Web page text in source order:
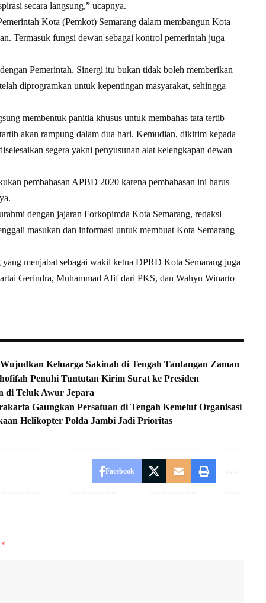
secara langsung,” ucapnya.
Kota (Pemkot) Semarang dalam membangun Kota
Termasuk fungsi dewan sebagai kontrol pemerintah juga
Pemerintah. Sinergi itu bukan tidak boleh memberikan
diprogramkan untuk kepentingan masyarakat, sehingga
membentuk panitia khusus untuk membahas tata tertib
akan rampung dalam dua hari. Kemudian, dikirim kepada
segera yakni penyusunan alat kelengkapan dewan
pembahasan APBD 2020 karena pembahasan ini harus
dengan jajaran Forkopimda Kota Semarang, redaksi
masukan dan informasi untuk membuat Kota Semarang
menjabat sebagai wakil ketua DPRD Kota Semarang juga
Gerindra, Muhammad Afif dari PKS, dan Wahyu Winarto
Keluarga Sakinah di Tengah Tantangan Zaman
Penuhi Tuntutan Kirim Surat ke Presiden
di Teluk Awur Jepara
Gaungkan Persatuan di Tengah Kemelut Organisasi
Helikopter Polda Jambi Jadi Prioritas
Facebook
*